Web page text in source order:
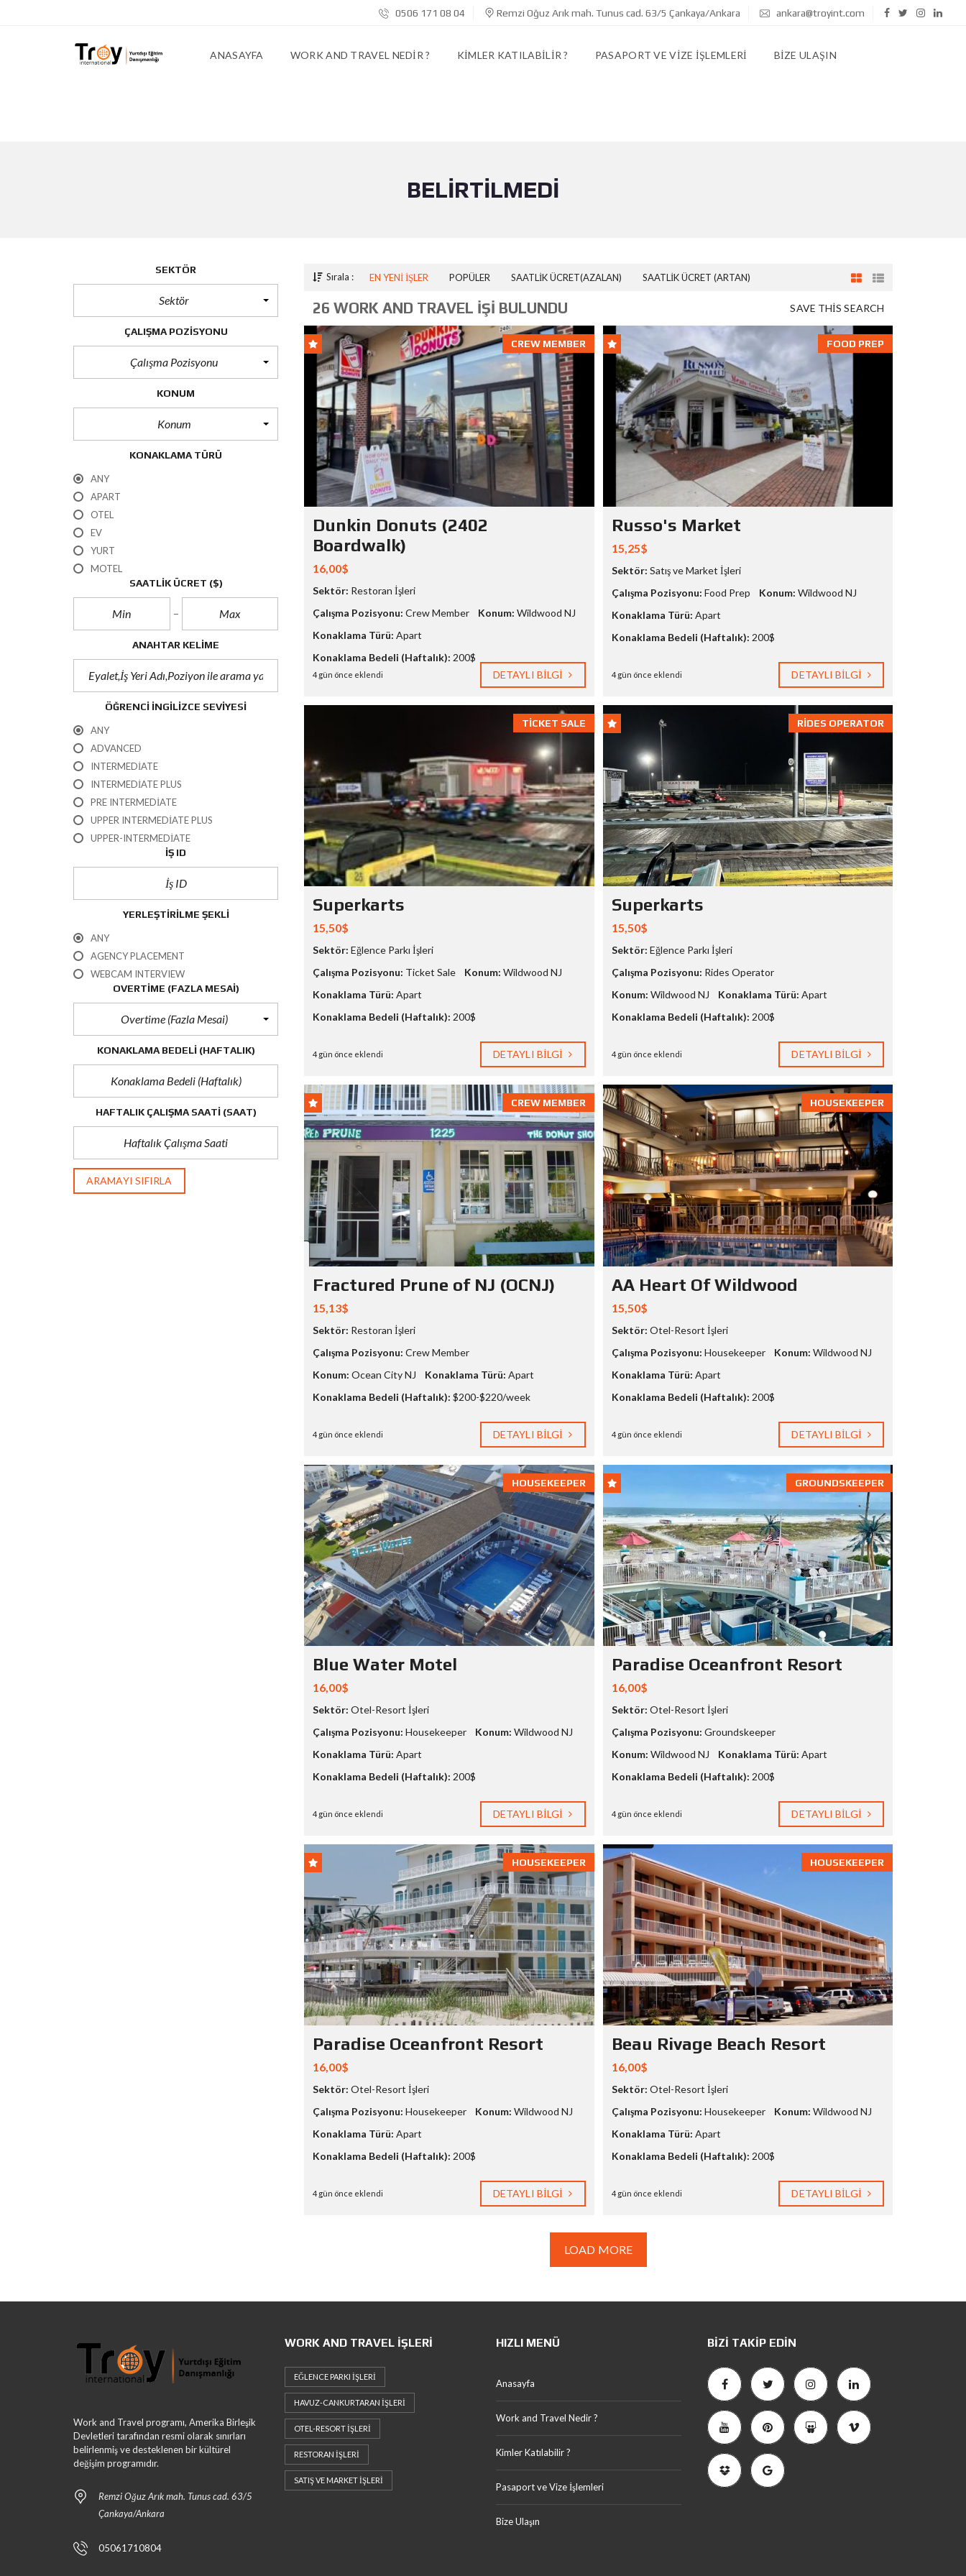
0506 171 08 04 Remzi Oğuz Arık mah. Tunus cad. 63/5 Çankaya/Ankara ankara@troyint.com
ANASAYFA WORK AND TRAVEL NEDIR ? KIMLER KATILABILIR ? PASAPORT VE VIZE İŞLEMLERI BIZE ULAŞIN
BELIRTILMEDI
SEKTÖR
Sektör
ÇALIŞMA POZISYONU
Çalışma Pozisyonu
KONUM
Konum
KONAKLAMA TÜRÜ
ANY
APART
OTEL
EV
YURT
MOTEL
SAATLIK ÜCRET ($)
ANAHTAR KELIME
ÖĞRENCI İNGILIZCE SEVIYESI
ANY
ADVANCED
INTERMEDIATE
INTERMEDIATE PLUS
PRE INTERMEDIATE
UPPER INTERMEDIATE PLUS
UPPER-INTERMEDIATE
İŞ ID
YERLEŞTIRILME ŞEKLI
ANY
AGENCY PLACEMENT
WEBCAM INTERVIEW
OVERTIME (FAZLA MESAI)
Overtime (Fazla Mesai)
KONAKLAMA BEDELI (HAFTALIK)
HAFTALIK ÇALIŞMA SAATI (SAAT)
ARAMAYI SIFIRLA
Sırala : EN YENI İŞLER POPÜLER SAATLIK ÜCRET(AZALAN) SAATLIK ÜCRET (ARTAN)
SAVE THIS SEARCH
26 WORK AND TRAVEL İŞI BULUNDU
CREW MEMBER
Dunkin Donuts (2402
Boardwalk)
16,00$
Sektör: Restoran İşleri
Çalışma Pozisyonu: Crew Member Konum: Wildwood NJ
Konaklama Türü: Apart
Konaklama Bedeli (Haftalık): 200$
4 gün önce eklendi DETAYLI BILGI
FOOD PREP
Russo's Market
15,25$
Sektör: Satış ve Market İşleri
Çalışma Pozisyonu: Food Prep Konum: Wildwood NJ
Konaklama Türü: Apart
Konaklama Bedeli (Haftalık): 200$
4 gün önce eklendi DETAYLI BILGI
TICKET SALE
Superkarts
15,50$
Sektör: Eğlence Parkı İşleri
Çalışma Pozisyonu: Ticket Sale Konum: Wildwood NJ
Konaklama Türü: Apart
Konaklama Bedeli (Haftalık): 200$
4 gün önce eklendi DETAYLI BILGI
RIDES OPERATOR
Superkarts
15,50$
Sektör: Eğlence Parkı İşleri
Çalışma Pozisyonu: Rides Operator
Konum: Wildwood NJ Konaklama Türü: Apart
Konaklama Bedeli (Haftalık): 200$
4 gün önce eklendi DETAYLI BILGI
CREW MEMBER
Fractured Prune of NJ (OCNJ)
15,13$
Sektör: Restoran İşleri
Çalışma Pozisyonu: Crew Member
Konum: Ocean City NJ Konaklama Türü: Apart
Konaklama Bedeli (Haftalık): $200-$220/week
4 gün önce eklendi DETAYLI BILGI
HOUSEKEEPER
AA Heart Of Wildwood
15,50$
Sektör: Otel-Resort İşleri
Çalışma Pozisyonu: Housekeeper Konum: Wildwood NJ
Konaklama Türü: Apart
Konaklama Bedeli (Haftalık): 200$
4 gün önce eklendi DETAYLI BILGI
HOUSEKEEPER
Blue Water Motel
16,00$
Sektör: Otel-Resort İşleri
Çalışma Pozisyonu: Housekeeper Konum: Wildwood NJ
Konaklama Türü: Apart
Konaklama Bedeli (Haftalık): 200$
4 gün önce eklendi DETAYLI BILGI
GROUNDSKEEPER
Paradise Oceanfront Resort
16,00$
Sektör: Otel-Resort İşleri
Çalışma Pozisyonu: Groundskeeper
Konum: Wildwood NJ Konaklama Türü: Apart
Konaklama Bedeli (Haftalık): 200$
4 gün önce eklendi DETAYLI BILGI
HOUSEKEEPER
Paradise Oceanfront Resort
16,00$
Sektör: Otel-Resort İşleri
Çalışma Pozisyonu: Housekeeper Konum: Wildwood NJ
Konaklama Türü: Apart
Konaklama Bedeli (Haftalık): 200$
4 gün önce eklendi DETAYLI BILGI
HOUSEKEEPER
Beau Rivage Beach Resort
16,00$
Sektör: Otel-Resort İşleri
Çalışma Pozisyonu: Housekeeper Konum: Wildwood NJ
Konaklama Türü: Apart
Konaklama Bedeli (Haftalık): 200$
4 gün önce eklendi DETAYLI BILGI
LOAD MORE
Work and Travel programı, Amerika Birleşik
Devletleri tarafından resmi olarak sınırları
belirlenmiş ve desteklenen bir kültürel
değişim programıdır.
Remzi Oğuz Arık mah. Tunus cad. 63/5
Çankaya/Ankara
05061710804
WORK AND TRAVEL İŞLERI
EĞLENCE PARKI İŞLERI
HAVUZ-CANKURTARAN İŞLERI
OTEL-RESORT İŞLERI
RESTORAN İŞLERI
SATIŞ VE MARKET İŞLERI
HIZLI MENÜ
Anasayfa
Work and Travel Nedir ?
Kimler Katılabilir ?
Pasaport ve Vize İşlemleri
Bize Ulaşın
BIZI TAKIP EDIN